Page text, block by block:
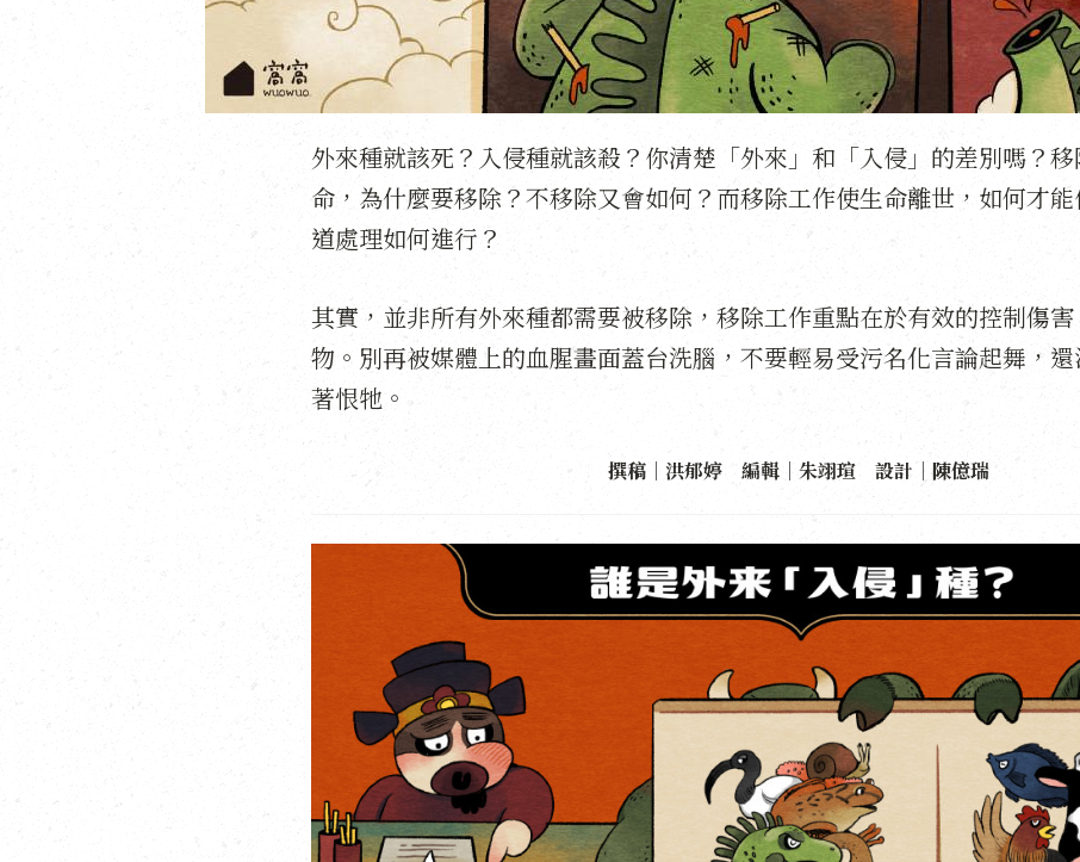
外來種就該死？入侵種就該殺？你清楚「外來」和「入侵」的差別嗎？
命，為什麼要移除？不移除又會如何？而移除工作使生命離世，如何才
道處理如何進行？
其實，並非所有外來種都需要被移除，移除工作重點在於有效的控制傷
物。別再被媒體上的血腥畫面蓋台洗腦，不要輕易受污名化言論起舞，
著恨牠。
撰稿｜洪郁婷 編輯｜朱翊瑄 設計｜陳億瑞